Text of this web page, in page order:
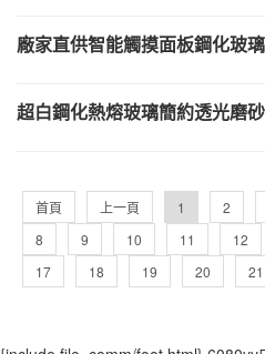
廠家直供智能觸摸面板鋼化玻璃 燒烤機觸摸
超白鋼化熱熔玻璃簡約透光磨砂夾絲夾膠藝
首頁 上一頁 1 2
8
9 10 11 12
17
18 19 20 21